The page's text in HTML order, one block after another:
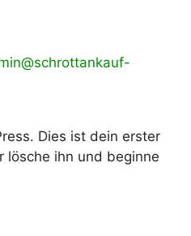
Dies ist dein erster
lösche ihn und beginne